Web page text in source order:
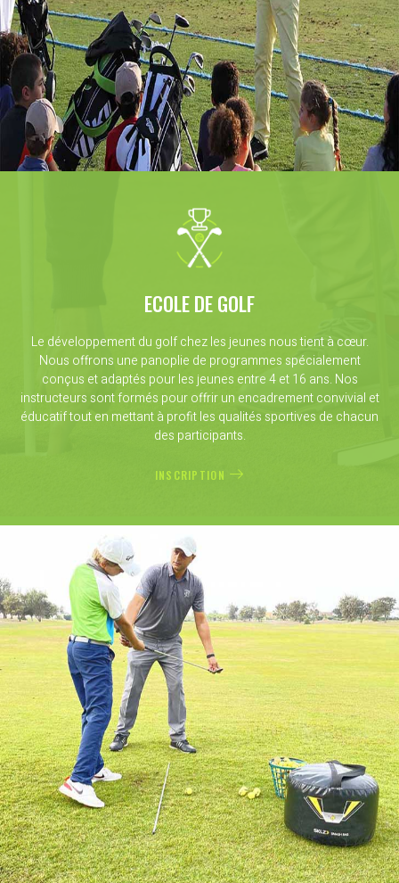
ECOLE DE GOLF
Le développement du golf chez les jeunes nous tient à cœur.
Nous offrons une panoplie de programmes spécialement
conçus et adaptés pour les jeunes entre 4 et 16 ans. Nos
instructeurs sont formés pour offrir un encadrement convivial et
éducatif tout en mettant à profit les qualités sportives de chacun
des participants.
INSCRIPTION